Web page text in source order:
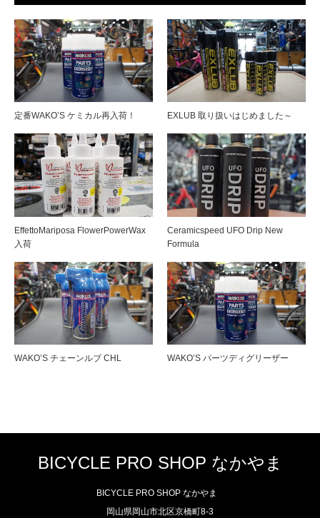
定番WAKO’S ケミカル再入荷！ EXLUB 取り扱いはじめました～
EffettoMariposa FlowerPowerWax
入荷
Ceramicspeed UFO Drip New
Formula
WAKO’S チェーンルブ CHL WAKO’S パーツディグリーザー
BICYCLE PRO SHOP なかやま
BICYCLE PRO SHOP なかやま
岡山県岡山市北区京橋町8-3